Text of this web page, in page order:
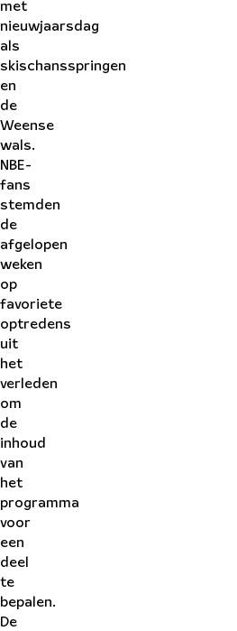
met
nieuwjaarsdag
als
skischansspringen
en
de
Weense
wals.
NBE-
fans
stemden
de
afgelopen
weken
op
favoriete
optredens
uit
het
verleden
om
de
inhoud
van
het
programma
voor
een
deel
te
bepalen.
De